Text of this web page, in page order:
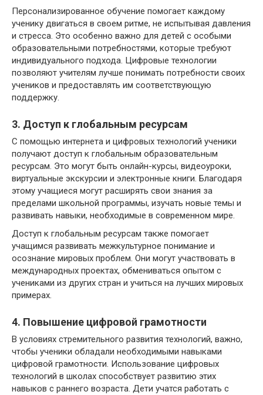
Персонализированное обучение помогает каждому
ученику двигаться в своем ритме, не испытывая давления
и стресса. Это особенно важно для детей с особыми
образовательными потребностями, которые требуют
индивидуального подхода. Цифровые технологии
позволяют учителям лучше понимать потребности своих
учеников и предоставлять им соответствующую
поддержку.
3. Доступ к глобальным ресурсам
С помощью интернета и цифровых технологий ученики
получают доступ к глобальным образовательным
ресурсам. Это могут быть онлайн-курсы, видеоуроки,
виртуальные экскурсии и электронные книги. Благодаря
этому учащиеся могут расширять свои знания за
пределами школьной программы, изучать новые темы и
развивать навыки, необходимые в современном мире.
Доступ к глобальным ресурсам также помогает
учащимся развивать межкультурное понимание и
осознание мировых проблем. Они могут участвовать в
международных проектах, обмениваться опытом с
учениками из других стран и учиться на лучших мировых
примерах.
4. Повышение цифровой грамотности
В условиях стремительного развития технологий, важно,
чтобы ученики обладали необходимыми навыками
цифровой грамотности. Использование цифровых
технологий в школах способствует развитию этих
навыков с раннего возраста. Дети учатся работать с